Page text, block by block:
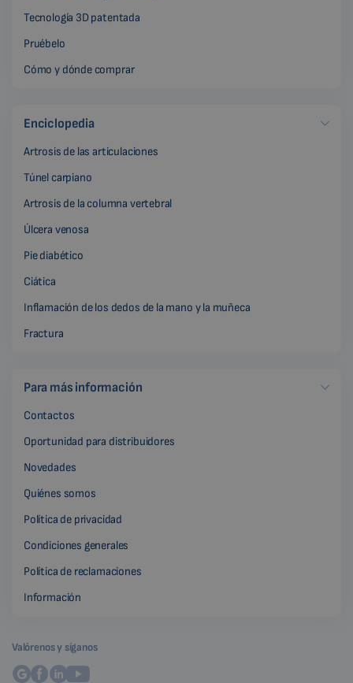
Tecnología 3D patentada
Pruébelo
Cómo y dónde comprar
Enciclopedia
Artrosis de las articulaciones
Túnel carpiano
Artrosis de la columna vertebral
Úlcera venosa
Pie diabético
Ciática
Inflamación de los dedos de la mano y la muñeca
Fractura
Para más información
Contactos
Oportunidad para distribuidores
Novedades
Quiénes somos
Política de privacidad
Condiciones generales
Política de reclamaciones
Información
Valórenos y síganos